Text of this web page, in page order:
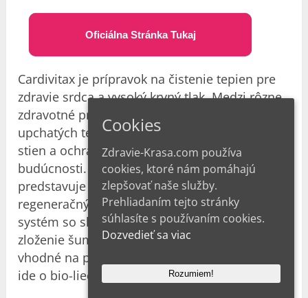
Oficiálna Stránka Tukaj
Cardivitax je prípravok na čistenie tepien pre
zdravie srdca a vysoký krvný tlak. Medzi rôzne
zdravotné prínosy tohto lieku patrí uvoľnenie
upchatých tepien, regenerácia a posilnenie ich
stien a ochrana pred ich ďalším poškodením v
budúcnosti. Inými slovami, Cardivitax
predstavuje vysoko účinný očistný a
regeneračný prípravok pre srdcovo-cievny
systém so skvelou tropickou príchuťou. Aj
zloženie šumivých tabliet je ekologické a
vhodné na priebežné užívanie. Koniec koncov,
ide o bio-liečivo, takže nevyvoláva rozpory.
Cookies
Zdravie-Krasa.com používa
cookies, ktoré nám pomáhajú
zlepšovať naše služby.
Prehliadaním tejto stránky
súhlasíte s používaním cookies.
Dozvedieť sa viac
Rozumiem!